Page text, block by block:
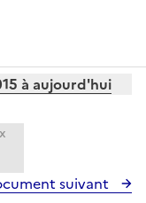
à aujourd'hui
suivant